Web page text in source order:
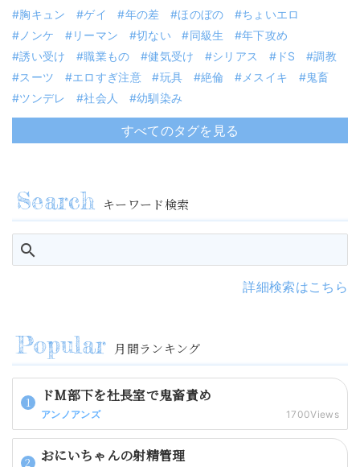
胸キュン
ゲイ 年の差 ほのぼの
ちょいエロ
ノンケ
リーマン 切ない 同級生
年下攻め
誘い受け
職業もの 健気受け シリアス ドS
調教
スーツ
エロすぎ注意 玩具 絶倫 メスイキ
鬼畜
ツンデレ
社会人 幼馴染み
すべてのタグを見る
キーワード検索
詳細検索はこちら
月間ランキング
ドM部下を社長室で鬼畜責め
アンノアンズ 1700Views
おにいちゃんの射精管理